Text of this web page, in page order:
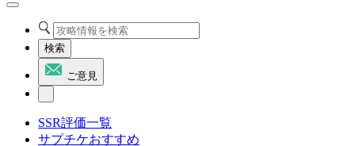
検索
ご意見
SSR評価一覧
サプチケおすすめ